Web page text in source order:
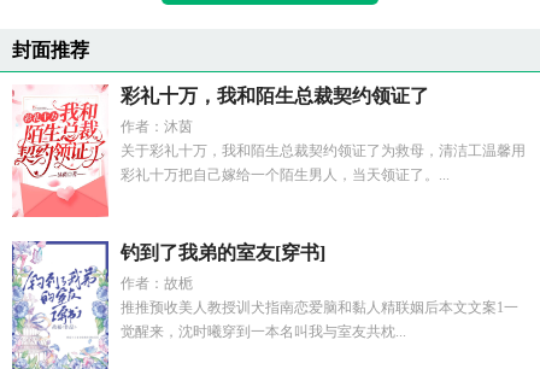
封面推荐
彩礼十万，我和陌生总裁契约领证了
作者：沐茵
关于彩礼十万，我和陌生总裁契约领证了为救母，清洁工温馨用
彩礼十万把自己嫁给一个陌生男人，当天领证了。...
钓到了我弟的室友[穿书]
作者：故栀
推推预收美人教授训犬指南恋爱脑和黏人精联姻后本文文案1一
觉醒来，沈时曦穿到一本名叫我与室友共枕...